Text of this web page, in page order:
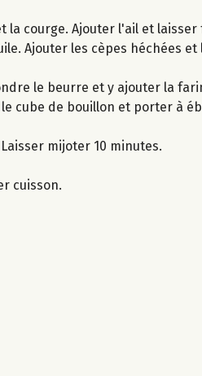
courge. Ajouter l'ail et laisser
Ajouter les cèpes héchées et
le beurre et y ajouter la
cube de bouillon et porter à
mijoter 10 minutes.
cuisson.